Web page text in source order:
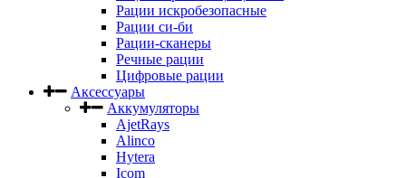
Рации искробезопасные
Рации си-би
Рации-сканеры
Речные рации
Цифровые рации
Аксессуары
Аккумуляторы
AjetRays
Alinco
Hytera
Icom